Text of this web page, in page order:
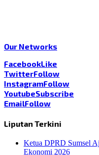
Our Networks
FacebookLike
TwitterFollow
InstagramFollow
YoutubeSubscribe
EmailFollow
Liputan Terkini
Ketua DPRD Sumsel
Ekonomi 2026